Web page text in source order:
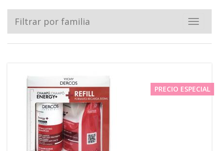
Toggle
Filtrar por familia
PRECIO ESPECIAL